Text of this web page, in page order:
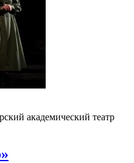
академический театр